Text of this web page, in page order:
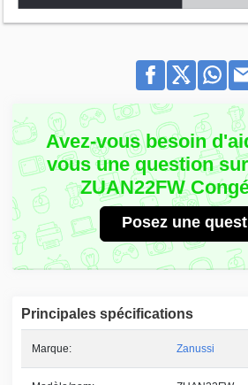
Avez-vous besoin
vous une question
ZUAN22FW
Posez une
Principales spécifications
Marque: Zanussi